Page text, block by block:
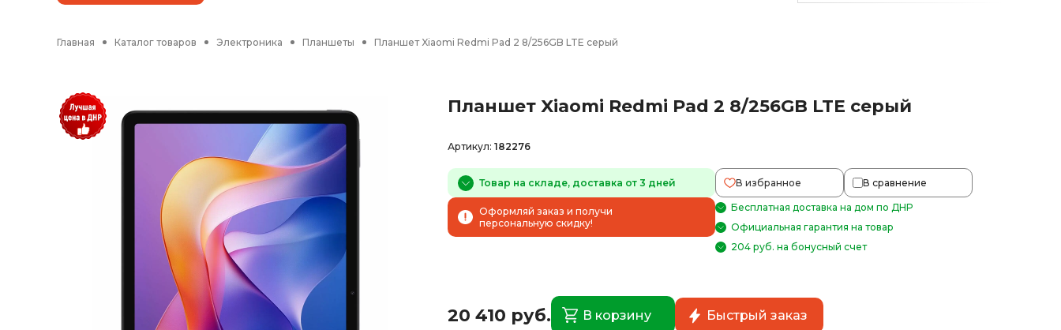
Главная Каталог товаров Электроника Планшеты Планшет Xiaomi Redmi Pad 2 8/256GB LTE серый
Планшет Xiaomi Redmi Pad 2 8/256GB LTE серый
Артикул: 182276
Товар на складе, доставка от 3 дней В избранное В сравнение
Оформляй заказ и получи
персональную скидку!
Бесплатная доставка на дом по ДНР
Официальная гарантия на товар
204 руб. на бонусный счет
20 410 руб. В корзину Быстрый заказ